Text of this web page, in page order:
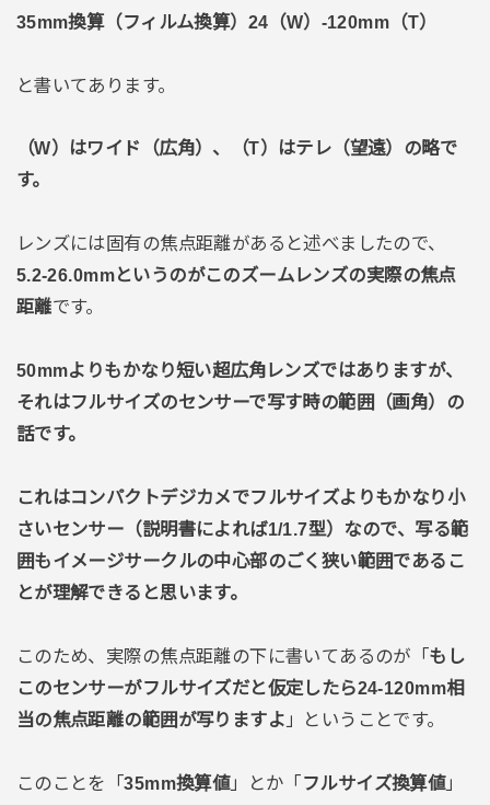
35mm換算（フィルム換算）24（W）-120mm（T）
と書いてあります。
（W）はワイド（広角）、（T）はテレ（望遠）の略で
す。
レンズには固有の焦点距離があると述べましたので、
5.2-26.0mmというのがこのズームレンズの実際の焦点
距離です。
50mmよりもかなり短い超広角レンズではありますが、
それはフルサイズのセンサーで写す時の範囲（画角）の
話です。
これはコンパクトデジカメでフルサイズよりもかなり小
さいセンサー（説明書によれば1/1.7型）なので、写る範
囲もイメージサークルの中心部のごく狭い範囲であるこ
とが理解できると思います。
このため、実際の焦点距離の下に書いてあるのが「もし
このセンサーがフルサイズだと仮定したら24-120mm相
当の焦点距離の範囲が写りますよ 」ということです。
このことを「35mm換算値」とか「フルサイズ換算値」